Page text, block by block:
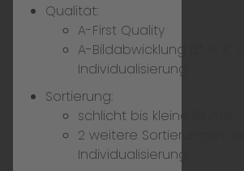
Qualität:
A-First Quality
A-Bildabwicklung 5*, A, B, C:
Individualisierung
Sortierung:
schlicht bis kleine Blume
2 weitere Sortierungen:
Individualisierung